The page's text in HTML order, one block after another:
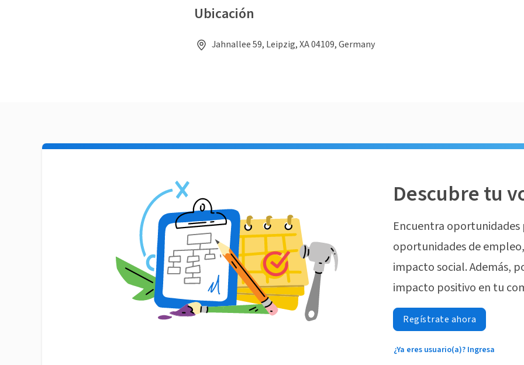
Ubicación
Jahnallee 59, Leipzig, XA 04109, Germany
Descubre tu
Encuentra
oportunidades de
impacto social. Además,
impacto positivo en tu
Regístrate ahora
¿Ya eres usuario(a)? Ingresa